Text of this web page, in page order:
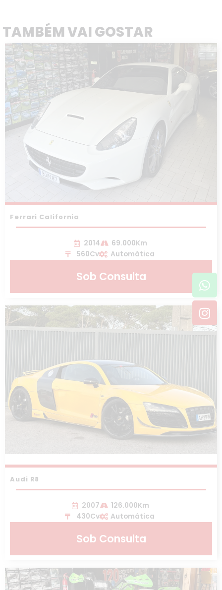
TAMBÉM VAI GOSTAR
Ferrari California
2014
69.000Km
560Cv
Automática
Sob Consulta
Audi R8
2007
126.000Km
430Cv
Automática
Sob Consulta